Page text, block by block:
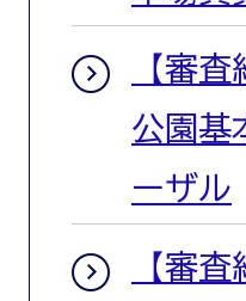
【審
公園基
ーザル
【審